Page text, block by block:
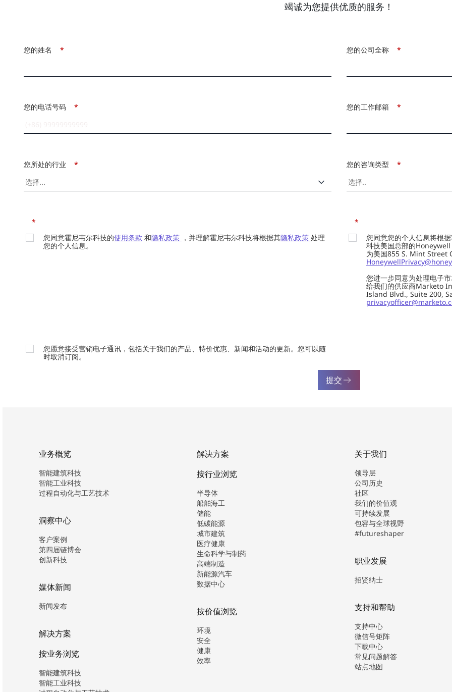
竭诚为您提供优质的服务！
*
您的姓名 *
您的公司全称
*
您的电话号码 *
您的工作邮箱
*
您所处的行业 *
您的咨询类型
*
您同意霍尼韦尔科技的使用条款 和隐私政策 ，并理解霍尼韦尔科技将根据其隐私政策 处理
您的个人信息。
*
您同意您的个人信息将根
科技美国总部的
为美国855 S. Mint Street
您进一步同意为处理电子
给我们的供应商Marketo
Island Blvd., Suite 200,
您愿意接受营销电子通讯，包括关于我们的产品、特价优惠、新闻和活动的更新。您可以随
时取消订阅。
提交
业务概览
智能建筑科技
智能工业科技
过程自动化与工艺技术
洞察中心
客户案例
第四届链博会
创新科技
媒体新闻
新闻发布
解决方案
按业务浏览
智能建筑科技
智能工业科技
解决方案
按行业浏览
半导体
船舶海工
储能
低碳能源
城市建筑
医疗健康
生命科学与制药
高端制造
新能源汽车
数据中心
按价值浏览
环境
安全
健康
效率
关于我们
领导层
公司历史
社区
我们的价值观
可持续发展
包容与全球视野
#futureshaper
职业发展
招贤纳士
支持和帮助
支持中心
微信号矩阵
下载中心
常见问题解答
站点地图